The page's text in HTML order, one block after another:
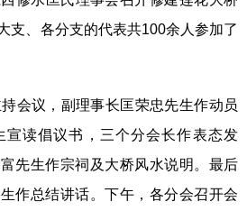
支、各分支的代表共100余人参加了
会议，副理事长匡荣忠先生作动员
宣读倡议书，三个分会长作表态发
先生作宗祠及大桥风水说明。最后
作总结讲话。下午，各分会召开会